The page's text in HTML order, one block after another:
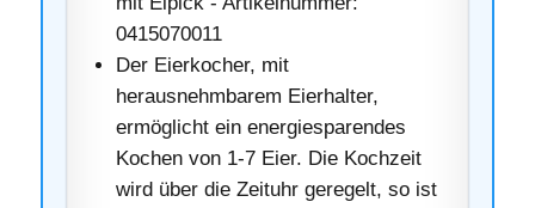
0415070011
Der Eierkocher, mit
herausnehmbarem Eierhalter,
ermöglicht ein energiesparendes
Kochen von 1-7 Eier. Die Kochzeit
wird über die Zeituhr geregelt, so ist